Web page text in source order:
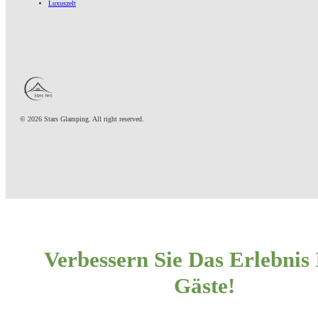
Luxuszelt
© 2026 Stars Glamping. All right reserved.
Verbessern Sie Das
Gäste!